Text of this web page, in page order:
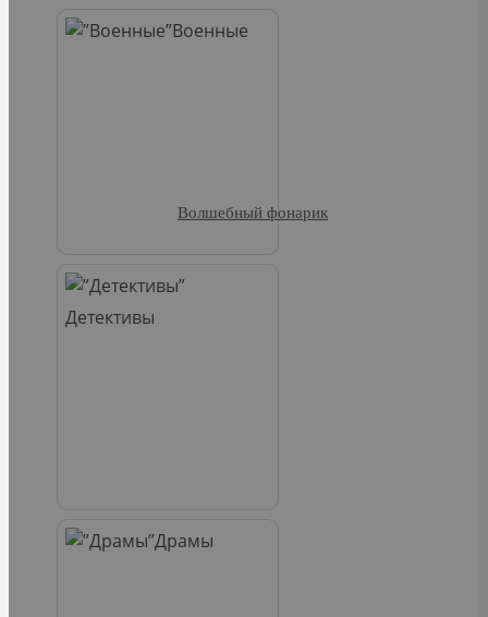
Военные
Детективы
Драмы
Волшебный фонарик